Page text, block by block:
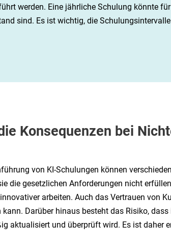
werden. Eine jährliche Schulung könnte
sind. Es ist wichtig, die
Konsequenzen bei
von KI-Schulungen können
die gesetzlichen Anforderungen nicht
arbeiten. Auch das Vertrauen von
Darüber hinaus besteht das Risiko,
aktualisiert und überprüft wird. Es ist daher